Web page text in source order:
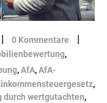
| 0 Kommentare |
,
,AfA,AfA-
,
durch wertgutachten,